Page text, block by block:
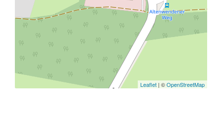
Leaflet | ©OpenStreetMap